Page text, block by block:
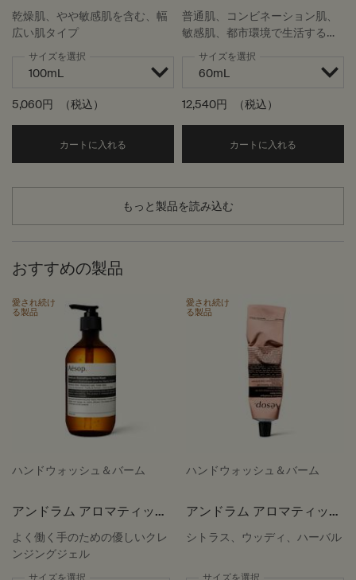
乾燥肌、やや敏感肌を含む、幅
広い肌タイプ
サイズを選択
5,060円 （税込）
カートに入れる Add the パセリ フェイシャル トナー to cart
ンス セラム
普通肌、コンビネーション肌、
敏感肌、都市環境で生活する
方、高温多湿な気候
サイズを選択
12,540円 （税込）
カートに入れる
もっと製品を読み込む
おすすめの製品
愛され続け
る製品
ハンドウォッシュ＆バーム
アンドラム アロマティック
ハンドウォッシュ
よく働く手のための優しいクレ
ンジングジェル
愛され続け
る製品
ハンドウォッシュ＆バーム
アンドラム アロマティック
ハンドバーム
シトラス、ウッディ、ハーバル